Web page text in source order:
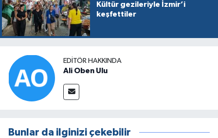
Kültür gezileriyle İzmir’i
keşfettiler
EDITÖR HAKKINDA
Ali Oben Ulu
Bunlar da ilginizi çekebilir